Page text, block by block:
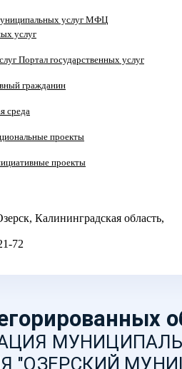
МФЦ
услуг
Портал государственных услуг
гражданин
среда
проекты
проекты
Калининградская область,
72